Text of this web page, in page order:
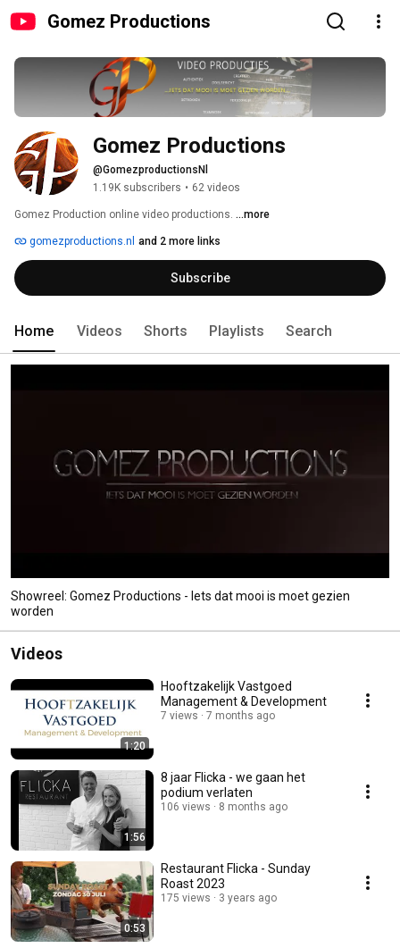
Gomez Productions
Gomez Productions
@GomezproductionsNl
1.19K subscribers • 62 videos
Gomez Production online video productions. ...more
gomezproductions.nl and 2 more links
Subscribe
Home Videos Shorts Playlists Search
Showreel: Gomez Productions - Iets dat mooi is moet gezien
worden
Videos
1:20
Hooftzakelijk Vastgoed
Management & Development
7 views 7 months ago
1:56
8 jaar Flicka - we gaan het
podium verlaten
106 views 8 months ago
0:53
Restaurant Flicka - Sunday
Roast 2023
175 views 3 years ago